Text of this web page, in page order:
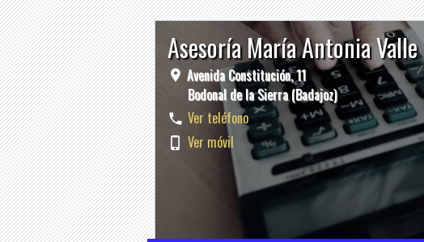
Asesoría María Antonia Valle
Avenida Constitución, 11
Bodonal de la Sierra (Badajoz)
Ver teléfono
Ver móvil